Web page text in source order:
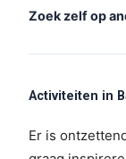
Zoek zelf op
Activiteiten in
Er is